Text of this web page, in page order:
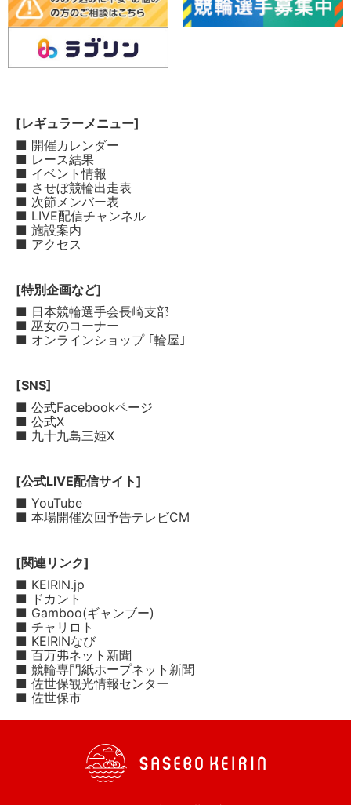
[レギュラーメニュー]
■ 開催カレンダー
■ レース結果
■ イベント情報
■ させぼ競輪出走表
■ 次節メンバー表
■ LIVE配信チャンネル
■ 施設案内
■ アクセス
[特別企画など]
■ 日本競輪選手会長崎支部
■ 巫女のコーナー
■ オンラインショップ ｢輪屋｣
[SNS]
■ 公式Facebookページ
■ 公式X
■ 九十九島三姫X
[公式LIVE配信サイト]
■ YouTube
■ 本場開催次回予告テレビCM
[関連リンク]
■ KEIRIN.jp
■ ドカント
■ Gamboo(ギャンブー)
■ チャリロト
■ KEIRINなび
■ 百万弗ネット新聞
■ 競輪専門紙ホープネット新聞
■ 佐世保観光情報センター
■ 佐世保市